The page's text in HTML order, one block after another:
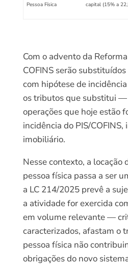
Pessoa Física
capital (15% a
Com o advento da
COFINS serão
com hipótese de
os tributos que substitui —
operações que hoje estão
incidência do PIS/
imobiliário.
Nesse contexto, a locação
pessoa física passa a ser
a LC 214/2025 prevê a
a atividade for exercida
em volume relevante —
caracterizados, afastam o
pessoa física não
obrigações do novo